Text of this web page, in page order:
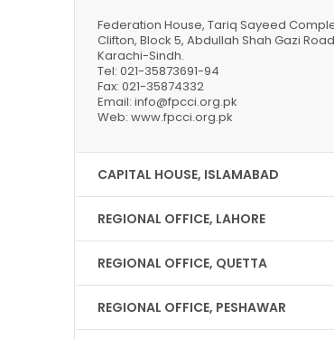
Federation House, Tariq Sayeed
Clifton, Block 5, Abdullah Shah Gazi
Karachi-Sindh.
Tel: 021-35873691-94
Fax: 021-35874332
Email: info@fpcci.org.pk
Web: www.fpcci.org.pk
CAPITAL HOUSE, ISLAMABAD
REGIONAL OFFICE, LAHORE
REGIONAL OFFICE, QUETTA
REGIONAL OFFICE, PESHAWAR